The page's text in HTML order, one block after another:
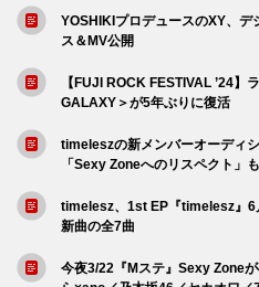
YOSHIKIプロデュースのXY、デ
ス＆MV公開
【FUJI ROCK FESTIVAL ’24
GALAXY＞が5年ぶりに復活
timeleszの新メンバーオーディ
「Sexy Zoneへのリスペクト」も
timelesz、1st EP『timelesz』
新曲の全7曲
今夜3/22『Mステ』Sexy Zone